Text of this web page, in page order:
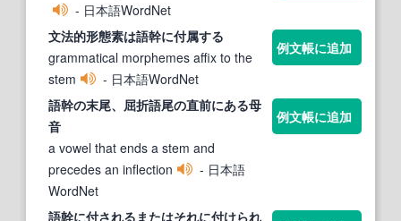
- 日本語WordNet
文法的形態素は語幹に付属する
grammatical morphemes affix to the
stem
- 日本語WordNet
例文帳に追加
語幹の末尾、屈折語尾の直前にある母
音
a vowel that ends a stem and
precedes an inflection
- 日本語
WordNet
例文帳に追加
語幹に付されるまたはそれに付けられ